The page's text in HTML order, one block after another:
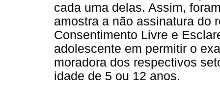
cada uma delas. Assim,
amostra a não assinatura do
Consentimento Livre e
adolescente em permitir o
moradora dos respectivos
idade de 5 ou 12 anos.